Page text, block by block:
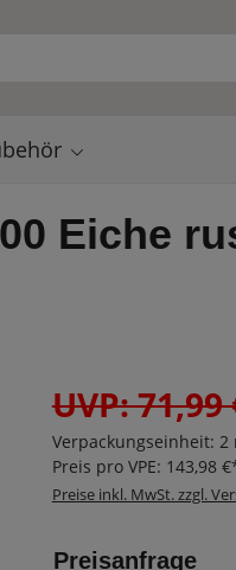
Eiche
UVP:
Verpackungseinheit: 2
Preis pro VPE: 143,98
Preise inkl. MwSt. zzgl.
Preisanfrage